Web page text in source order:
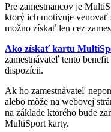
Pre zamestnancov je
ktorý ich motivuje venovať
možno získať len cez
Ako získať kartu
zamestnávateľ tento
dispozícii.
Ak ho zamestnávateľ
alebo môže na webovej
na základe ktorého bude
MultiSport karty.